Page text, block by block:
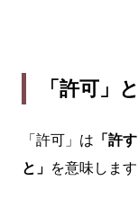
「許可」
「許可」は 「許
と」 を意味します